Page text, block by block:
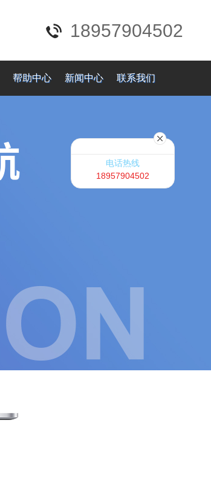
18957904502
帮助中心 新闻中心 联系我们
电话热线
18957904502